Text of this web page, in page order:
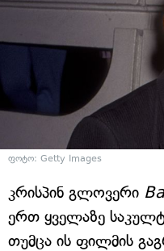
ფოტო: Getty Images
კრისპინ გლოვერი
ერთ ყველაზე
თუმცა ის ფილმის